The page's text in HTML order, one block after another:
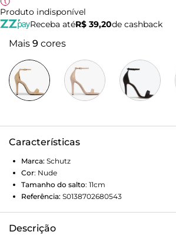
Produto indisponível
Receba atéR$ 39,20de cashback
Mais 9 cores
Características
Marca: Schutz
Cor: Nude
Tamanho do salto: 11cm
Referência: S0138702680543
Descrição